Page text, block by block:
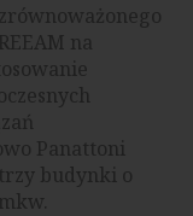
na
Panattoni
budynki o